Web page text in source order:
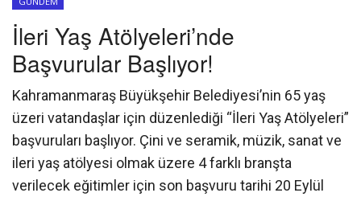
GÜNDEM
SİYASET
EKONOMİ
EĞİTİM
SPOR
İLETİŞİM
İleri Yaş Atölyeleri’nde
Başvurular Başlıyor!
Kahramanmaraş Büyükşehir Belediyesi’nin 65 yaş
üzeri vatandaşlar için düzenlediği “İleri Yaş Atölyeleri”
başvuruları başlıyor. Çini ve seramik, müzik, sanat ve
ileri yaş atölyesi olmak üzere 4 farklı branşta
verilecek eğitimler için son başvuru tarihi 20 Eylül